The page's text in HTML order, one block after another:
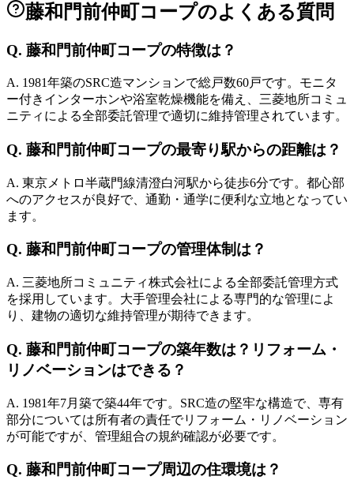
藤和門前仲町コープのよくある質問
Q. 藤和門前仲町コープの特徴は？
A. 1981年築のSRC造マンションで総戸数60戸です。モニタ
ー付きインターホンや浴室乾燥機能を備え、三菱地所コミュ
ニティによる全部委託管理で適切に維持管理されています。
Q. 藤和門前仲町コープの最寄り駅からの距離は？
A. 東京メトロ半蔵門線清澄白河駅から徒歩6分です。都心部
へのアクセスが良好で、通勤・通学に便利な立地となってい
ます。
Q. 藤和門前仲町コープの管理体制は？
A. 三菱地所コミュニティ株式会社による全部委託管理方式
を採用しています。大手管理会社による専門的な管理によ
り、建物の適切な維持管理が期待できます。
Q. 藤和門前仲町コープの築年数は？リフォーム・
リノベーションはできる？
A. 1981年7月築で築44年です。SRC造の堅牢な構造で、専有
部分については所有者の責任でリフォーム・リノベーション
が可能ですが、管理組合の規約確認が必要です。
Q. 藤和門前仲町コープ周辺の住環境は？